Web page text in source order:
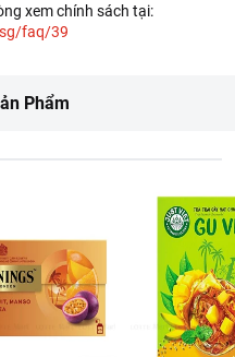
xem chính sách tại:
faq/39
Phẩm